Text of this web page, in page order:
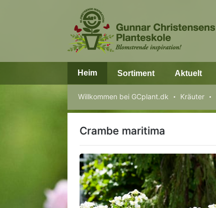
Heim Sortiment Aktuelt
Willkommen bei GCplant.dk Kräuter
Crambe maritima